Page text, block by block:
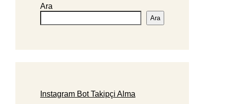
Ara
Ara
Instagram Bot Takipçi Alma